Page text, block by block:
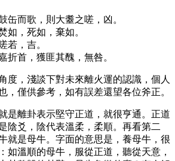
缶而歌，則大耋之嗟，凶。
如，死如，棄如。
若，吉。
折首，獲匪其醜，無咎。
度，淺談下對未來離火運的認識，個人
，僅供參考，如有誤差還望各位斧正。
是離卦表示堅守正道，就很亨通。正道
陰爻，陰代表溫柔，柔順。再看第二
就是母牛。字面的意思是，養母牛，很
如溫順的母牛，服從正道，聽從天意，